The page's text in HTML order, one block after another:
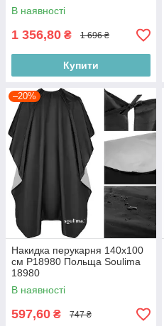
В наявності
1 356,80 ₴ 1 696 ₴
Купити
–20%
Накидка перукарня 140х100
см P18980 Польща Soulima
18980
В наявності
597,60 ₴ 747 ₴